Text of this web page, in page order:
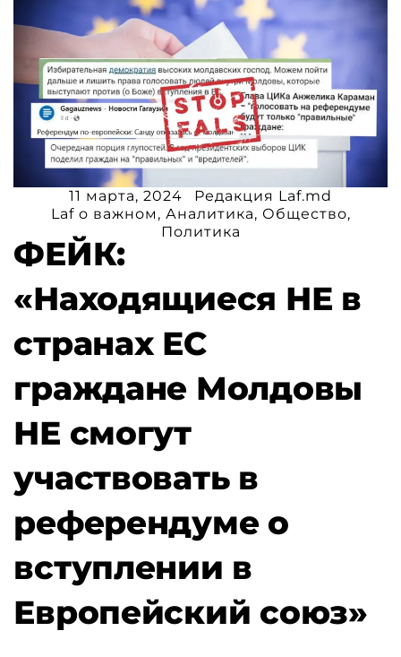
11 марта, 2024
Редакция Laf.md
Laf o важном , Аналитика, Общество,
Политика
ФЕЙК:
«Находящиеся НЕ в
странах ЕС
граждане Молдовы
НЕ смогут
участвовать в
референдуме о
вступлении в
Европейский союз»